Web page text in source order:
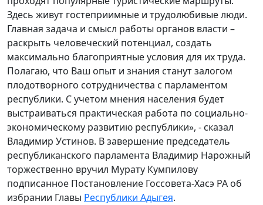
Здесь живут гостеприимные и трудолюбивые люди.
Главная задача и смысл работы органов власти –
раскрыть человеческий потенциал, создать
максимально благоприятные условия для их труда.
Полагаю, что Ваш опыт и знания станут залогом
плодотворного сотрудничества с парламентом
республики. С учетом мнения населения будет
выстраиваться практическая работа по социально-
экономическому развитию республики», - сказал
Владимир Устинов. В завершение председатель
республиканского парламента Владимир Нарожный
торжественно вручил Мурату Кумпилову
подписанное Постановление Госсовета-Хасэ РА об
избрании Главы Республики Адыгея.